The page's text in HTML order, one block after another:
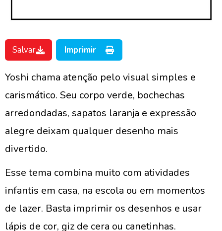
Salvar Imprimir
Yoshi chama atenção pelo visual simples e
carismático. Seu corpo verde, bochechas
arredondadas, sapatos laranja e expressão
alegre deixam qualquer desenho mais
divertido.
Esse tema combina muito com atividades
infantis em casa, na escola ou em momentos
de lazer. Basta imprimir os desenhos e usar
lápis de cor, giz de cera ou canetinhas.